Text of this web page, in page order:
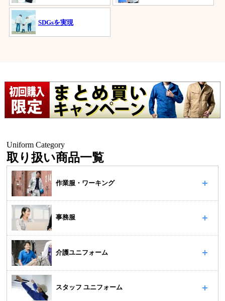
SDGsを実現
Uniform Category
取り扱い商品一覧
作業服・ワーキング
事務服
介護ユニフォーム
スタッフ ユニフォーム